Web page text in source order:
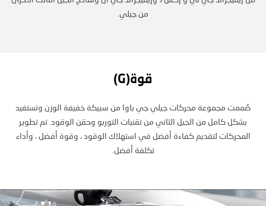
من جيلي.
قوة(G)
صُممت مجموعة محركات جيلي جي باوا من سبيكة خفيفة الوزن وتستفيد
بشكل كامل من الجيل الثاني من تقنيات التوربو وحقن الوقود. تم تطوير
المحركات لتقديم كفاءة أفضل في استهلاك الوقود ، وقوة أفضل ، وأداء
تكلفة أفضل.